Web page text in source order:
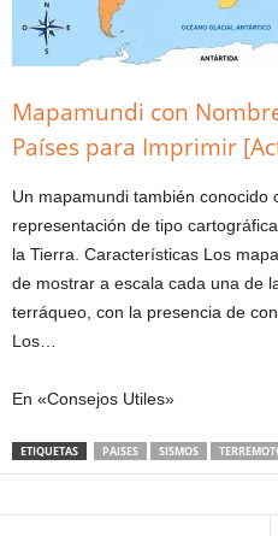
Mapamundi con
Países para Imprimir
Un mapamundi también conocido
representación de tipo
la Tierra. Características Los
de mostrar a escala cada una de
terráqueo, con la presencia de
Los…
En «Consejos Utiles»
ETIQUETAS PAISES SISMOS